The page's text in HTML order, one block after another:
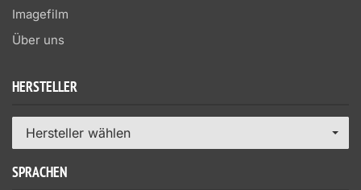
Imagefilm
Über uns
HERSTELLER
Hersteller wählen
SPRACHEN